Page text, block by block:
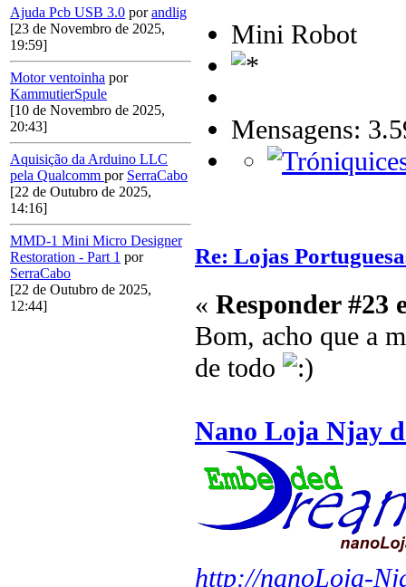
Ajuda Pcb USB 3.0 porandlig
[23 de Novembro de 2025,
19:59]
Motor ventoinha por
KammutierSpule
[10 de Novembro de 2025,
20:43]
Aquisição da Arduino LLC
pela Qualcomm por SerraCabo
[22 de Outubro de 2025,
14:16]
MMD-1 Mini Micro Designer
Restoration - Part 1 por
SerraCabo
[22 de Outubro de 2025,
12:44]
Mini Robot
Mensagens:
Re: Lojas
« Responder #23
Bom, acho que a
de todo
Nano Loja Njay
http://nanoLoja-